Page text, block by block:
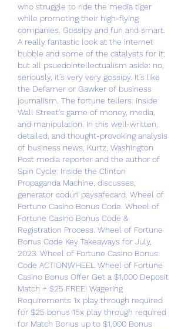
who struggle to ride the media tiger
while promoting their high-flying
companies. Gossipy and fun and smart.
A really fantastic look at the internet
bubble and some of the catalysts for it;
but all psuedointellectualism aside: no,
seriously, it's very very gossipy. It's like
the Defamer or Gawker of business
journalism. The fortune tellers: inside
Wall Street's game of money, media,
and manipulation. In this well-written,
detailed, and thought-provoking analysis
of business news, Kurtz, Washington
Post media reporter and the author of
Spin Cycle: Inside the Clinton
Propaganda Machine, discusses,
generator coduri paysafecard. Wheel of
Fortune Casino Bonus Code. Wheel of
Fortune Casino Bonus Code &
Registration Process. Wheel of Fortune
Bonus Code Key Takeaways for July,
2023. Wheel of Fortune Casino Bonus
Code ACTIONWHEEL Wheel of Fortune
Casino Bonus Offer Get a $1,000 Deposit
Match + $25 FREE! Wagering
Requirements 1x play through required
for $25 bonus 15x play through required
for Match Bonus up to $1,000 Bonus